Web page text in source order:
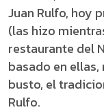
Juan Rulfo, hoy
(las hizo
restaurante del
basado en
busto, el
Rulfo.